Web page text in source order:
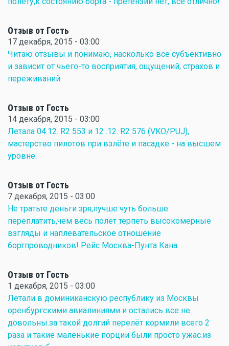
Отзыв от Гость
17 декабря, 2015 - 03:00
Читаю отзывы и понимаю, насколько все субъективно
и зависит от чьего-то восприятия, ощущений, страхов и
переживаний.
Отзыв от Гость
14 декабря, 2015 - 03:00
Летала 04.12. R2 553 и 12 .12. R2 576 (VKO/PUJ),
мастерство пилотов при взлёте и пасадке - на высшем
уровне.
Отзыв от Гость
7 декабря, 2015 - 03:00
Не тратьте деньги зря,лучше чуть больше
переплатить,чем весь полет терпеть высокомерные
взгляды и наплевательское отношение
бортпроводников! Рейс Москва-Пунта Кана.
Отзыв от Гость
1 декабря, 2015 - 03:00
Летали в доминиканскую республику из Москвы
оренбургскими авиалиниями и остались все не
довольны.за такой долгий перелёт кормили всего 2
раза и такие маленькие порции были просто ужас.из